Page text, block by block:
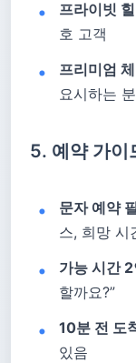
프라이빗
호 고객
프리미엄
요시하는 분
5. 예약 가이
문자 예약
스, 희망 시
가능 시간
할까요?”
10분 전 도
있음